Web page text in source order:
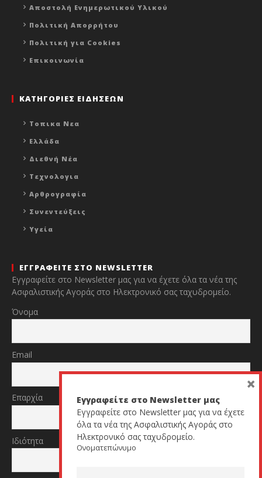
Αποστολή Ενημερωτικού Υλικού
Πολιτική Απορρήτου
Πολιτική για Cookies
Επικοινωνία
ΚΑΤΗΓΟΡΙΕΣ ΕΙΔΗΣΕΩΝ
Τοπικα Νεα
Ελλάδα
Διεθνή Νέα
Τεχνολογια
Αρθρογραφία
Συνεντεύξεις
Υγεία
ΕΓΓΡΑΦΕΙΤΕ ΣΤΟ NEWSLETTER
Εγγραφείτε στο Newsletter μας για να έχετε όλα τα νέα της
Ασφαλιστικής Αγοράς στο Ηλεκτρονικό σας ταχυδρομείο.
Όνομα
Email
Επαρχία
Ιδιότητα
Εγγραφείτε στο Newsletter μας
Εγγραφείτε στο Newsletter μας για να έχετε
όλα τα νέα της Ασφαλιστικής Αγοράς στο
Ηλεκτρονικό σας ταχυδρομείο.
Ονοματεπώνυμο
×